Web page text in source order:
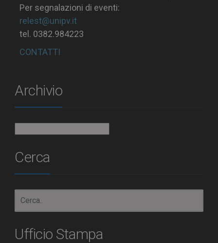
Per segnalazioni di eventi:
relest@unipv.it
tel. 0382.984223
CONTATTI
Archivio
Cerca
Ufficio Stampa